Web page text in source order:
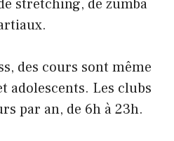
stretching, de zumba
des cours sont même
adolescents. Les clubs
par an, de 6h à 23h.